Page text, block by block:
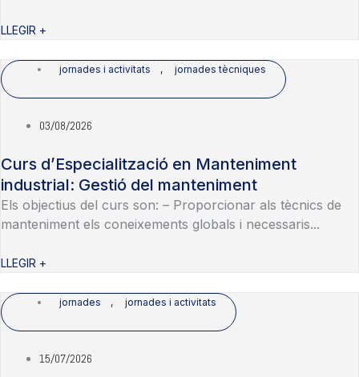
LLEGIR +
jornades i activitats , jornades tècniques
03/08/2026
Curs d’Especialització en Manteniment
industrial: Gestió del manteniment
Els objectius del curs son: – Proporcionar als tècnics de
manteniment els coneixements globals i necessaris...
LLEGIR +
jornades , jornades i activitats
15/07/2026